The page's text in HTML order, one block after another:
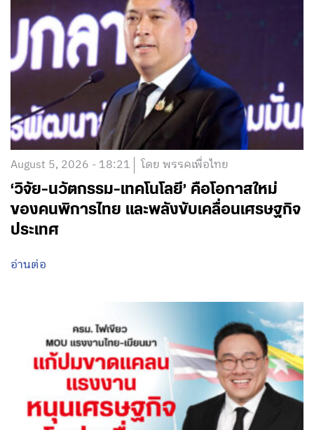
August 5, 2026 - 18:21 โดย พรรคเพื่อไทย
‘วิจัย-นวัตกรรม-เทคโนโลยี’ คือโอกาสใหม่
ของคนพิการไทย และพลังขับเคลื่อนเศรษฐกิจ
ประเทศ
อ่านต่อ